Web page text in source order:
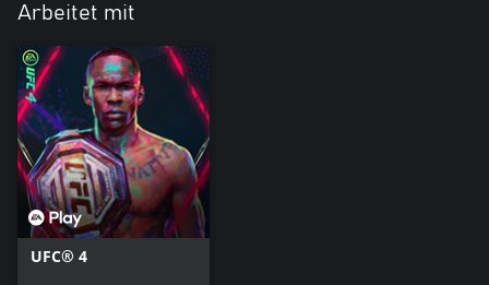
Arbeitet mit
UFC® 4